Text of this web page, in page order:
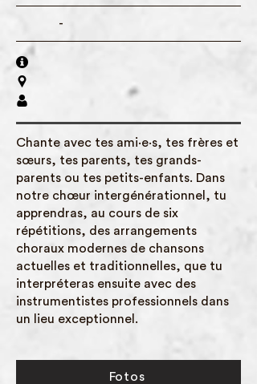
-
Chante avec tes ami·e·s, tes frères et
sœurs, tes parents, tes grands-
parents ou tes petits-enfants. Dans
notre chœur intergénérationnel, tu
apprendras, au cours de six
répétitions, des arrangements
choraux modernes de chansons
actuelles et traditionnelles, que tu
interpréteras ensuite avec des
instrumentistes professionnels dans
un lieu exceptionnel.
Fotos